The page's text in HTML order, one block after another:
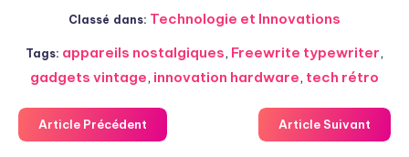
Classé dans: Technologie et Innovations
Tags: appareils nostalgiques, Freewrite typewriter,
gadgets vintage, innovation hardware, tech rétro
Article Précédent Article Suivant